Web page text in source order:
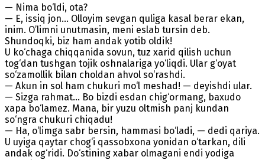
— Nima bo‘ldi, ota?
— E, issiq jon... Olloyim sevgan quliga kasal berar ekan,
inim. O’limni unutmasin, meni eslab tursin deb.
Shundoqki, biz ham andak yotib oldik!
U ko‘chaga chiqqanida sovun, tuz xarid qilish uchun
tog‘dan tushgan tojik oshnalariga yo‘liqdi. Ular g‘oyat
so‘zamollik bilan choldan ahvol so‘rashdi.
— Akun in sol ham chukuri mo‘l meshad! — deyishdi ular.
— Sizga rahmat... Bo bizdi esdan chig‘ormang, baxudo
xapa bo‘lamez. Mana, bir yuzu oltmish panj kundan
so‘ngra chukuri chiqadu!
— Ha, o‘limga sabr bersin, hammasi bo‘ladi, — dedi qariya.
U uyiga qaytar chog‘i qassobxona yonidan o‘tarkan, dili
andak og‘ridi. Do‘stining xabar olmagani endi yodiga